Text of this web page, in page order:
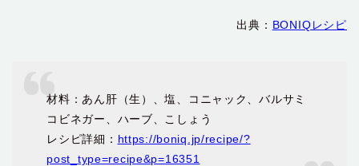
出典： BONIQレシピ
材料：あん肝（生）、塩、コニャック、バルサミ
コビネガー、ハーブ、こしょう
レシピ詳細： https://boniq.jp/recipe/?
post_type=recipe&p=16351